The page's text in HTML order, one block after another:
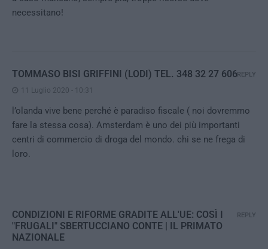
necessitano!
TOMMASO BISI GRIFFINI (LODI) TEL. 348 32 27 606
11 Luglio 2020 - 10:31
l’olanda vive bene perché è paradiso fiscale ( noi dovremmo
fare la stessa cosa). Amsterdam è uno dei più importanti
centri di commercio di droga del mondo. chi se ne frega di
loro.
REPLY
CONDIZIONI E RIFORME GRADITE ALL'UE: COSÌ I
"FRUGALI" SBERTUCCIANO CONTE | IL PRIMATO
NAZIONALE
REPLY